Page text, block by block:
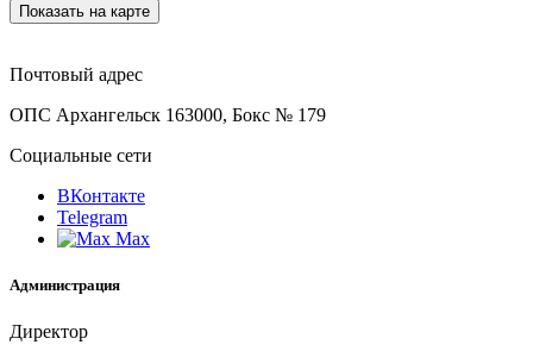
Показать на карте
Почтовый адрес
ОПС Архангельск 163000, Бокс № 179
Социальные сети
ВКонтакте
Telegram
Max
Администрация
Директор